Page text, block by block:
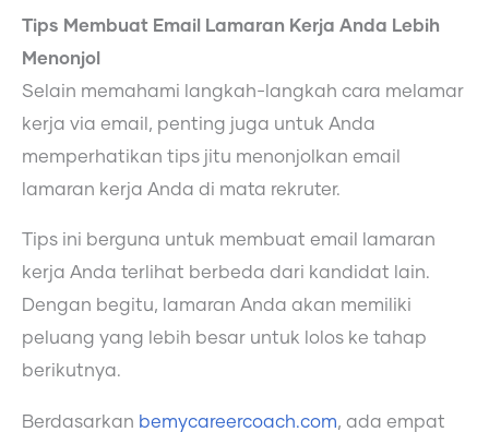
Tips Membuat Email Lamaran Kerja Anda Lebih
Menonjol
Selain memahami langkah-langkah cara melamar
kerja via email, penting juga untuk Anda
memperhatikan tips jitu menonjolkan email
lamaran kerja Anda di mata rekruter.
Tips ini berguna untuk membuat email lamaran
kerja Anda terlihat berbeda dari kandidat lain.
Dengan begitu, lamaran Anda akan memiliki
peluang yang lebih besar untuk lolos ke tahap
berikutnya.
Berdasarkan bemycareercoach.com, ada empat